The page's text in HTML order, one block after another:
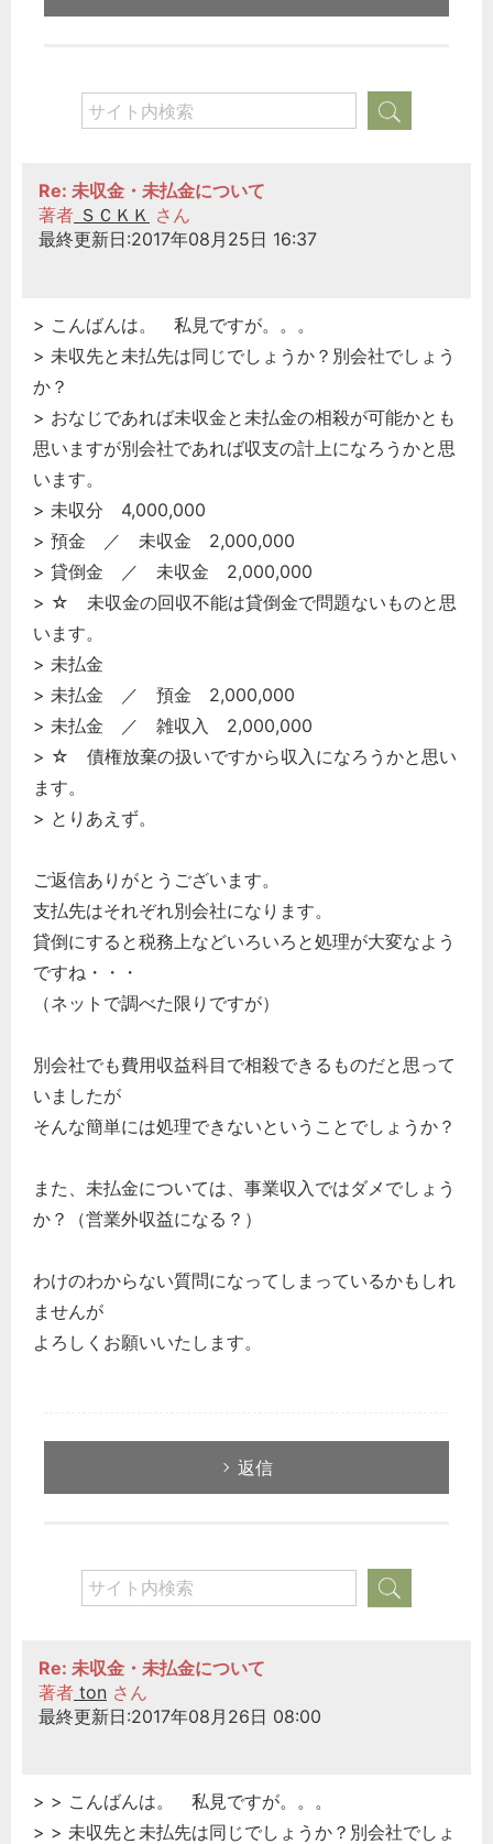
Re: 未収金・未払金について
著者 ＳＣＫＫ さん
最終更新日:2017年08月25日 16:37
> こんばんは。 私見ですが。。。
> 未収先と未払先は同じでしょうか？別会社でしょう
か？
> おなじであれば未収金と未払金の相殺が可能かとも
思いますが別会社であれば収支の計上になろうかと思
います。
> 未収分 4,000,000
> 預金 ／ 未収金 2,000,000
> 貸倒金 ／ 未収金 2,000,000
> ☆ 未収金の回収不能は貸倒金で問題ないものと思
います。
> 未払金
> 未払金 ／ 預金 2,000,000
> 未払金 ／ 雑収入 2,000,000
> ☆ 債権放棄の扱いですから収入になろうかと思い
ます。
> とりあえず。
ご返信ありがとうございます。
支払先はそれぞれ別会社になります。
貸倒にすると税務上などいろいろと処理が大変なよう
ですね・・・
（ネットで調べた限りですが）
別会社でも費用収益科目で相殺できるものだと思って
いましたが
そんな簡単には処理できないということでしょうか？
また、未払金については、事業収入ではダメでしょう
か？（営業外収益になる？）
わけのわからない質問になってしまっているかもしれ
ませんが
よろしくお願いいたします。
返信
Re: 未収金・未払金について
著者 ton さん
最終更新日:2017年08月26日 08:00
> > こんばんは。 私見ですが。。。
> > 未収先と未払先は同じでしょうか？別会社でしょ